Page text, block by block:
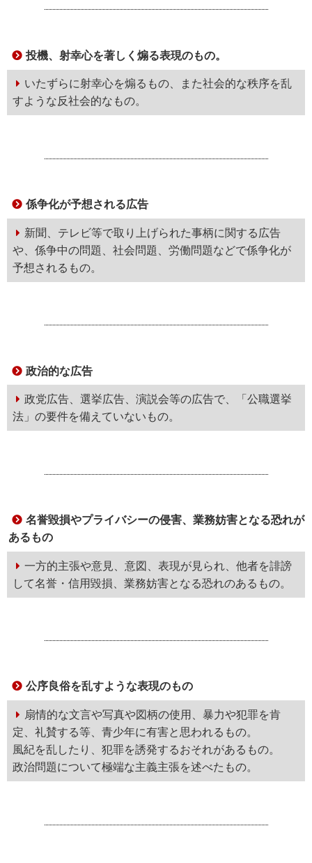
投機、射幸心を著しく煽る表現のもの。
いたずらに射幸心を煽るもの、また社会的な秩序を乱
すような反社会的なもの。
係争化が予想される広告
新聞、テレビ等で取り上げられた事柄に関する広告
や、係争中の問題、社会問題、労働問題などで係争化が
予想されるもの。
政治的な広告
政党広告、選挙広告、演説会等の広告で、「公職選挙
法」の要件を備えていないもの。
名誉毀損やプライバシーの侵害、業務妨害となる恐れが
あるもの
一方的主張や意見、意図、表現が見られ、他者を誹謗
して名誉・信用毀損、業務妨害となる恐れのあるもの。
公序良俗を乱すような表現のもの
扇情的な文言や写真や図柄の使用、暴力や犯罪を肯
定、礼賛する等、青少年に有害と思われるもの。
風紀を乱したり、犯罪を誘発するおそれがあるもの。
政治問題について極端な主義主張を述べたもの。